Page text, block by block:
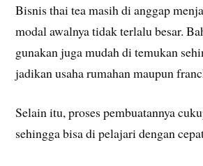
Bisnis thai tea masih di anggap
modal awalnya tidak terlalu besar.
gunakan juga mudah di temukan
jadikan usaha rumahan maupun
Selain itu, proses pembuatannya
sehingga bisa di pelajari dengan